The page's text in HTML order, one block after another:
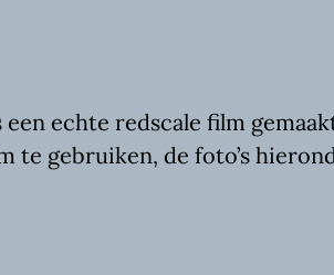
echte redscale film
gebruiken, de foto’s